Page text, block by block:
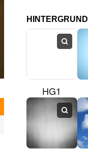
HINTERGRUND
HG1